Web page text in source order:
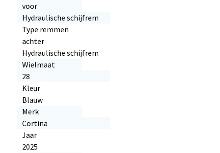
voor
Hydraulische schijfrem
Type remmen
achter
Hydraulische schijfrem
Wielmaat
28
Kleur
Blauw
Merk
Cortina
Jaar
2025